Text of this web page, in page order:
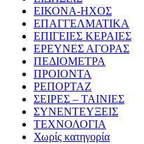
ΕΙΚΟΝΑ-ΗΧΟΣ
ΕΠΑΓΓΕΛΜΑΤΙΚΑ
ΕΠΙΓΕΙΕΣ ΚΕΡΑΙΕΣ
ΕΡΕΥΝΕΣ ΑΓΟΡΑΣ
ΠΕΔΙΟΜΕΤΡΑ
ΠΡΟΙΟΝΤΑ
ΡΕΠΟΡΤΑΖ
ΣΕΙΡΕΣ – ΤΑΙΝΙΕΣ
ΣΥΝΕΝΤΕΥΞΕΙΣ
ΤΕΧΝΟΛΟΓΙΑ
Χωρίς κατηγορία